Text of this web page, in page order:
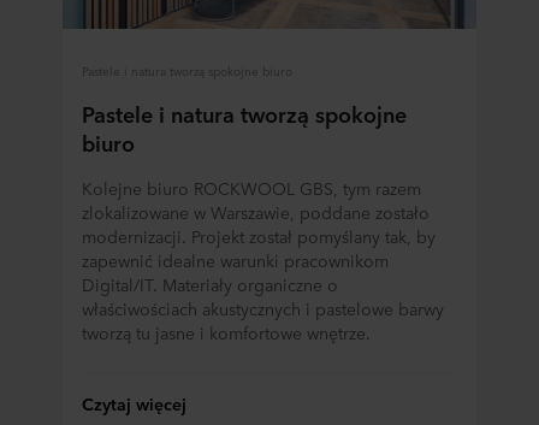
Pastele i natura tworzą spokojne biuro
Pastele i natura tworzą spokojne
biuro
Kolejne biuro ROCKWOOL GBS, tym razem
zlokalizowane w Warszawie, poddane zostało
modernizacji. Projekt został pomyślany tak, by
zapewnić idealne warunki pracownikom
Digital/IT. Materiały organiczne o
właściwościach akustycznych i pastelowe barwy
tworzą tu jasne i komfortowe wnętrze.
Czytaj więcej